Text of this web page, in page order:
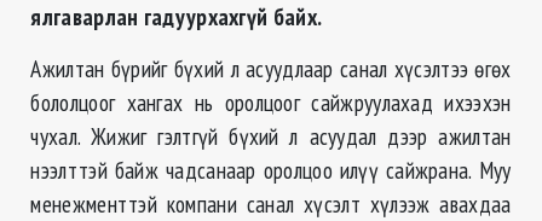
ялгаварлан гадуурхахгүй байх.
Ажилтан бүрийг бүхий л асуудлаар санал хүсэлтээ өгөх
бололцоог хангах нь оролцоог сайжруулахад ихээхэн
чухал. Жижиг гэлтгүй бүхий л асуудал дээр ажилтан
нээлттэй байж чадсанаар оролцоо илүү сайжрана. Муу
менежменттэй компани санал хүсэлт хүлээж авахдаа